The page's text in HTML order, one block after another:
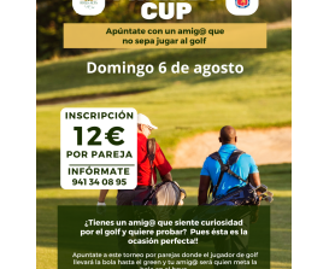
RESERVAR